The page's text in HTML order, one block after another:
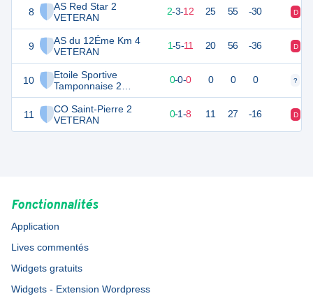
8
AS Red Star 2
VETERAN
9
AS du 12Éme Km 4
VETERAN
10
Etoile Sportive
Tamponnaise 2
VETERAN
11
CO Saint-Pierre 2
VETERAN
2-3-12 25 55 -30 D
25 1-5-11 20 56 -36 D
0-0-0 0 0 0 ?
10 0-1-8 11 27 -16 D
Fonctionnalités
Application
Lives commentés
Widgets gratuits
Widgets - Extension Wordpress